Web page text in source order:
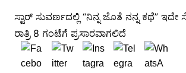
ಸ್ಟಾರ್ ಸುವರ್ಣದಲ್ಲಿ “ನಿನ್ನ ಜೊತೆ ನನ್ನ ಕಥೆ”
ರಾತ್ರಿ 8 ಗಂಟೆಗೆ ಪ್ರಸಾರವಾಗಲಿದೆ